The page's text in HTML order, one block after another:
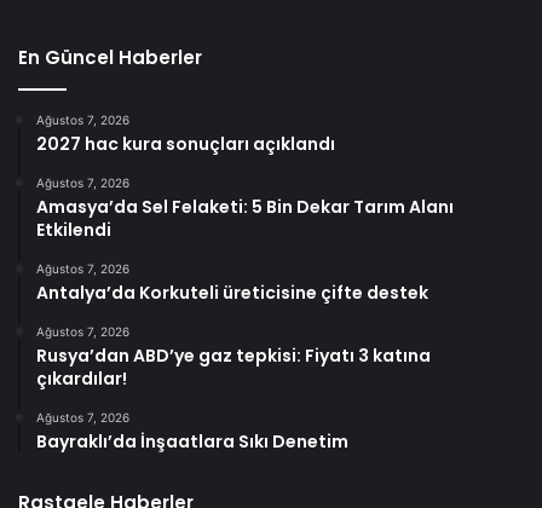
En Güncel Haberler
Ağustos 7, 2026
2027 hac kura sonuçları açıklandı
Ağustos 7, 2026
Amasya’da Sel Felaketi: 5 Bin Dekar Tarım Alanı
Etkilendi
Ağustos 7, 2026
Antalya’da Korkuteli üreticisine çifte destek
Ağustos 7, 2026
Rusya’dan ABD’ye gaz tepkisi: Fiyatı 3 katına
çıkardılar!
Ağustos 7, 2026
Bayraklı’da İnşaatlara Sıkı Denetim
Rastgele Haberler